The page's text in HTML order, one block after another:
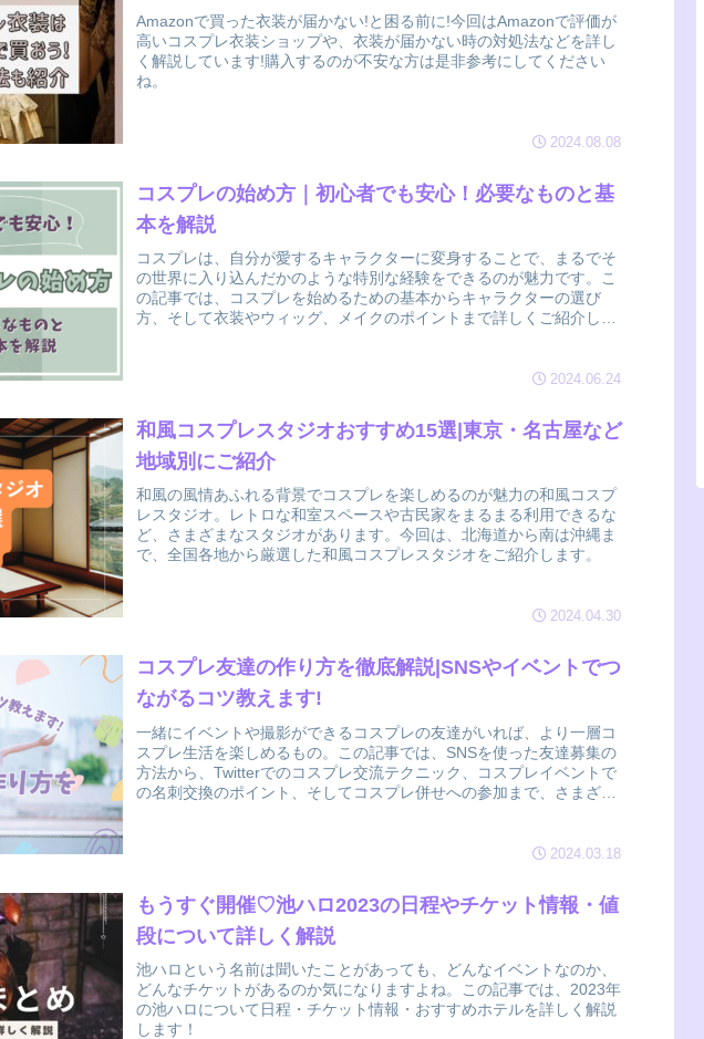
Amazonで買った衣装が届かない!と困る前に!今回はAmazonで評価が
高いコスプレ衣装ショップや、衣装が届かない時の対処法などを詳し
く解説しています!購入するのが不安な方は是非参考にしてください
ね。
2024.08.08
コスプレの始め方｜初心者でも安心！必要なものと基
本を解説
コスプレは、自分が愛するキャラクターに変身することで、まるでそ
の世界に入り込んだかのような特別な経験をできるのが魅力です。こ
の記事では、コスプレを始めるための基本からキャラクターの選び
方、そして衣装やウィッグ、メイクのポイントまで詳しくご紹介しま
2024.06.24
和風コスプレスタジオおすすめ15選|東京・名古屋など
地域別にご紹介
和風の風情あふれる背景でコスプレを楽しめるのが魅力の和風コスプ
レスタジオ。レトロな和室スペースや古民家をまるまる利用できるな
ど、さまざまなスタジオがあります。今回は、北海道から南は沖縄ま
で、全国各地から厳選した和風コスプレスタジオをご紹介します。
2024.04.30
コスプレ友達の作り方を徹底解説|SNSやイベントでつ
ながるコツ教えます!
一緒にイベントや撮影ができるコスプレの友達がいれば、より一層コ
スプレ生活を楽しめるもの。この記事では、SNSを使った友達募集の
方法から、Twitterでのコスプレ交流テクニック、コスプレイベントで
の名刺交換のポイント、そしてコスプレ併せへの参加まで、さまざま
2024.03.18
もうすぐ開催♡池ハロ2023の日程やチケット情報・値
段について詳しく解説
池ハロという名前は聞いたことがあっても、どんなイベントなのか、
どんなチケットがあるのか気になりますよね。この記事では、2023年
の池ハロについて日程・チケット情報・おすすめホテルを詳しく解説
します！